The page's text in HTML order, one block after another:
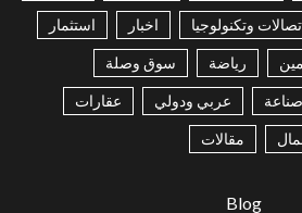
وتكنولوجيا اخبار استثمار
رياضة سوق وصلة
صناعة عربي ودولي عقارات
مقالات
Blog